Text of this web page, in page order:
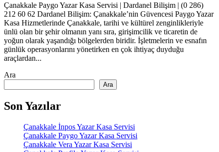
Çanakkale Paygo Yazar Kasa Servisi | Dardanel Bilişim | (0 286)
212 60 62 Dardanel Bilişim: Çanakkale’nin Güvencesi Paygo Yazar
Kasa Hizmetlerinde Çanakkale, tarihi ve kültürel zenginlikleriyle
ünlü olan bir şehir olmanın yanı sıra, girişimcilik ve ticaretin de
yoğun olarak yaşandığı bölgelerden biridir. İşletmelerin ve esnafın
günlük operasyonlarını yönetirken en çok ihtiyaç duyduğu
araçlardan...
Ara
Ara
Son Yazılar
Çanakkale İnpos Yazar Kasa Servisi
Çanakkale Paygo Yazar Kasa Servisi
Çanakkale Vera Yazar Kasa Servisi